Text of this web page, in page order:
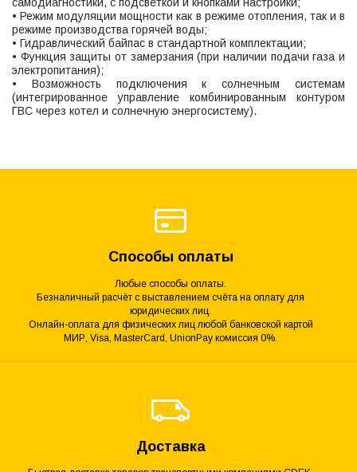
самодиагностики, с подсветкой и кнопками настройки;
• Режим модуляции мощности как в режиме отопления, так и в
режиме производства горячей воды;
• Гидравлический байпас в стандартной комплектации;
• Функция защиты от замерзания (при наличии подачи газа и
электропитания);
• Возможность подключения к солнечным системам
(интегрированное управление комбинированным контуром
ГВС через котел и солнечную энергосистему).
Способы оплаты
Любые способы оплаты.
Безналичный расчёт с выставлением счёта на оплату для
юридических лиц.
Онлайн-оплата для физических лиц любой банковской картой
МИР, Visa, MasterCard, UnionPay комиссия 0%.
Доставка